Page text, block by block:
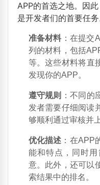
APP的首选之地。因
是开发者们的首要任务
准备材料 ：在提交
列的材料，包括
等。这些材料将直
发现你的APP。
遵守规则
：不同的
发者需要仔细阅读
够顺利通过审核并上
优化描述 ：在APP
能和特点，同时
意。此外，还可以
索结果中的排名。